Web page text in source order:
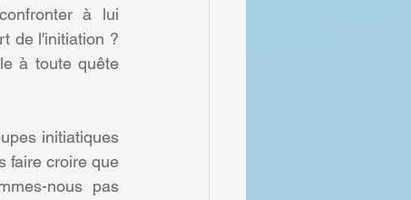
à lui
de l'initiation ?
à toute quête
initiatiques
faire croire que
nous pas